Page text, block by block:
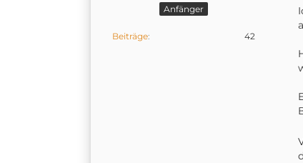
Anfänger
Beiträge 42